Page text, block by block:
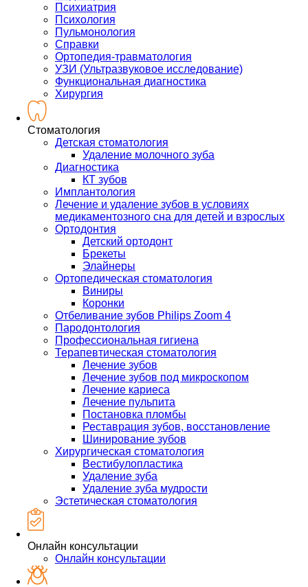
Психиатрия
Психология
Пульмонология
Справки
Ортопедия-травматология
УЗИ (Ультразвуковое исследование)
Функциональная диагностика
Хирургия
Стоматология
Детская стоматология
Удаление молочного зуба
Диагностика
КТ зубов
Имплантология
Лечение и удаление зубов в условиях
медикаментозного сна для детей и взрослых
Ортодонтия
Детский ортодонт
Брекеты
Элайнеры
Ортопедическая стоматология
Виниры
Коронки
Отбеливание зубов Philips Zoom 4
Пародонтология
Профессиональная гигиена
Терапевтическая стоматология
Лечение зубов
Лечение зубов под микроскопом
Лечение кариеса
Лечение пульпита
Постановка пломбы
Реставрация зубов, восстановление
Шинирование зубов
Хирургическая стоматология
Вестибулопластика
Удаление зуба
Удаление зуба мудрости
Эстетическая стоматология
Онлайн консультации
Онлайн консультации